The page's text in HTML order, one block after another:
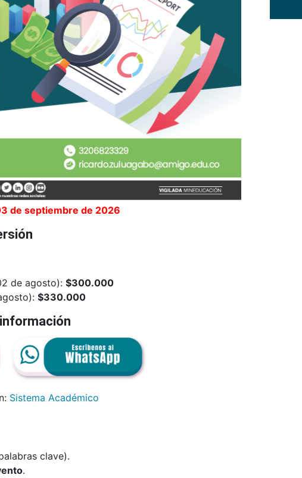
de septiembre de 2026
de agosto): $300.000
$330.000
Sistema Académico
clave).
.